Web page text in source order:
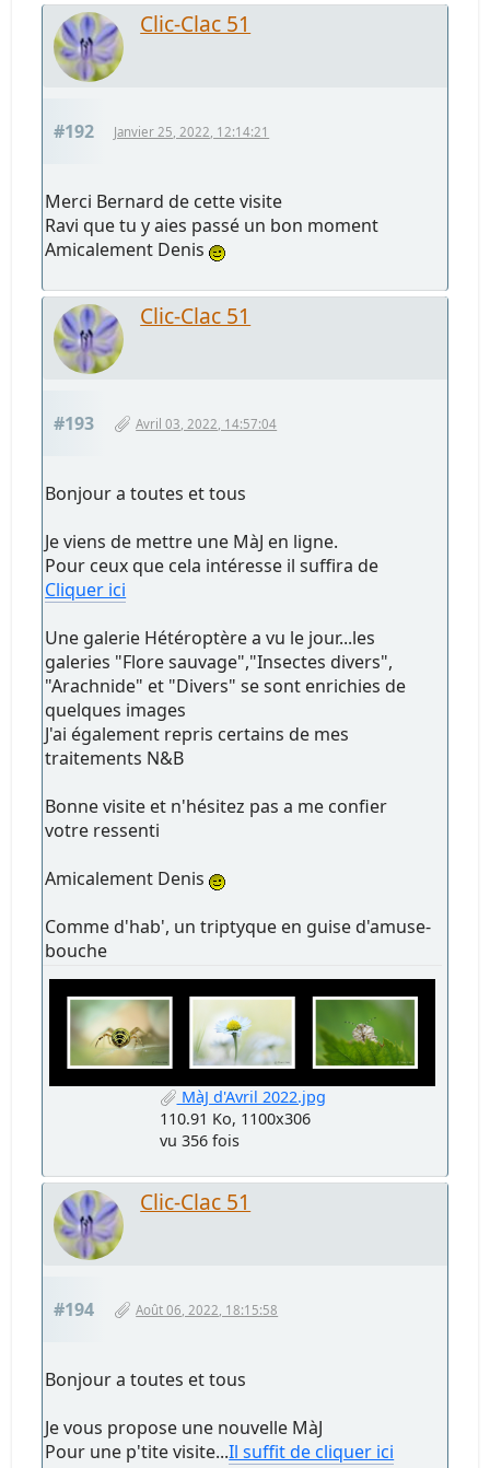
Clic-Clac 51
#192 Janvier 25, 2022, 12:14:21
Merci Bernard de cette visite
Ravi que tu y aies passé un bon moment
Amicalement Denis
Clic-Clac 51
#193 Avril 03, 2022, 14:57:04
Bonjour a toutes et tous
Je viens de mettre une MàJ en ligne.
Pour ceux que cela intéresse il suffira de
Cliquer ici
Une galerie Hétéroptère a vu le jour...les
galeries "Flore sauvage","Insectes divers",
"Arachnide" et "Divers" se sont enrichies de
quelques images
J'ai également repris certains de mes
traitements N&B
Bonne visite et n'hésitez pas a me confier
votre ressenti
Amicalement Denis
Comme d'hab', un triptyque en guise d'amuse-
bouche
MàJ d'Avril 2022.jpg
110.91 Ko, 1100x306
vu 356 fois
Clic-Clac 51
#194 Août 06, 2022, 18:15:58
Bonjour a toutes et tous
Je vous propose une nouvelle MàJ
Pour une p'tite visite...Il suffit de cliquer ici